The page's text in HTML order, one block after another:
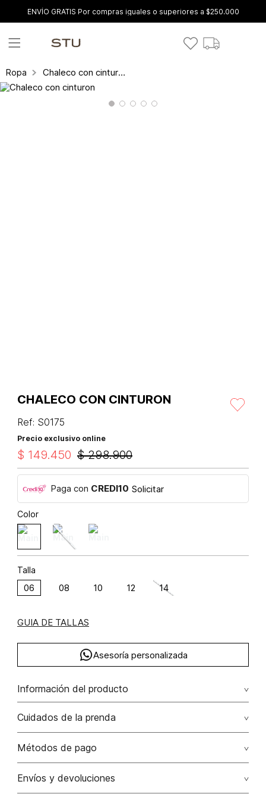
ENVÍO GRATIS Por compras iguales o superiores a $250.000
Ropa Chaleco con cinturon
CHALECO CON CINTURON
Ref: S0175
Precio exclusivo online
$ 298.900
$ 149.450
Paga con CREDI10 Solicitar
Color
Talla
06 08 10 12 14
GUIA DE TALLAS
Asesoría personalizada
Información del producto
poliéster 75% rayón 25% 75.00% poliéster/polyester25.00%
rayón/rayon
Cuidados de la prenda
Lavar a mano por separado / no dejar en remojo / no
No usar lejia
Métodos de pago
Tarjetas de crédito: Visa, Dinners, Master Card y American
Envíos y devoluciones